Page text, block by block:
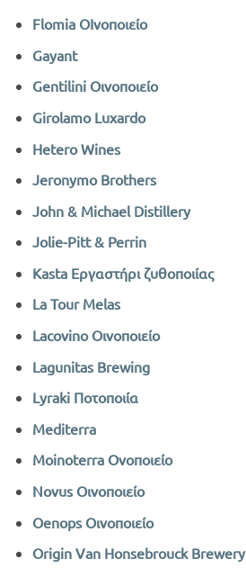
Flomia ΟΙνοποιείο
Gayant
Gentilini Οινοποιείο
Girolamo Luxardo
Hetero Wines
Jeronymo Brothers
John & Michael Distillery
Jolie-Pitt & Perrin
Kasta Εργαστήρι ζυθοποιίας
La Tour Melas
Lacovino Οινοποιείο
Lagunitas Brewing
Lyraki Ποτοποιία
Mediterra
Moinoterra Ονοποιείο
Novus Οινοποιείο
Oenops Οινοποιείο
Origin Van Honsebrouck Brewery